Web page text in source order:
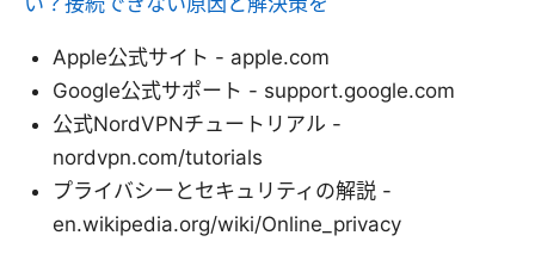
Apple公式サイト - apple.com
Google公式サポート - support.google.com
公式NordVPNチュートリアル -
nordvpn.com/tutorials
プライバシーとセキュリティの解説 -
en.wikipedia.org/wiki/Online_privacy